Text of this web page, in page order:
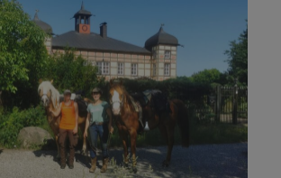
NATUR
–
UNSERE
KRÄUTERWANDERUNG
AM
14.
JUNI
2025